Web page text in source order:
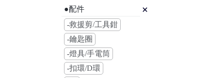
●配件
-救援剪/工具鉗
-鑰匙圈
-燈具/手電筒
-扣環/D環